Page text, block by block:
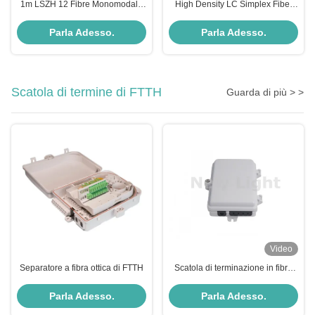
1m LSZH 12 Fibre Monomodale
Connettore FC UPC/APC
Parla Adesso.
High Density LC Simplex Fiber
0,9 mm e OS2 G652D SM per
Parla Adesso.
Scatola di termine di FTTH Guarda di più > >
Separatore a fibra ottica di FTTH
Parla Adesso.
Video
Scatola di terminazione in fibra
su rack resistente ai raggi UV e
agli agenti atmosferici per uso
Parla Adesso.